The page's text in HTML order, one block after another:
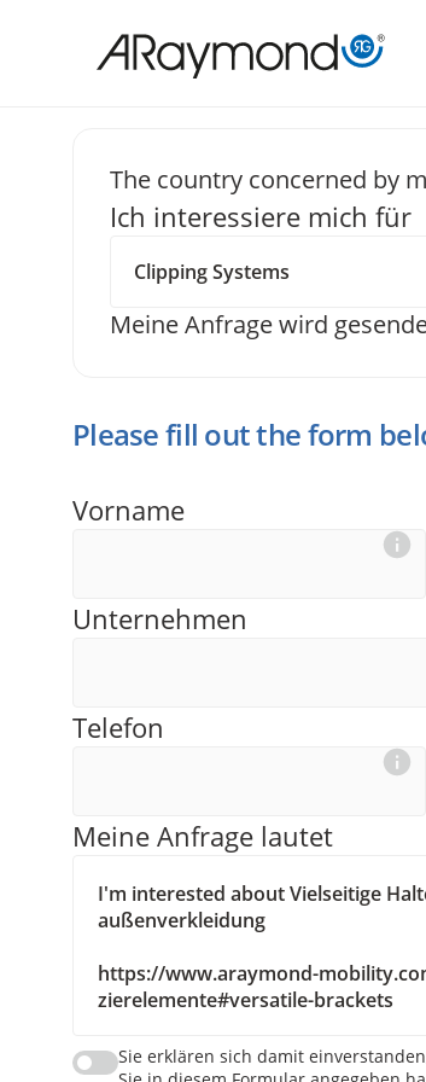
The country concerned by
Ich interessiere mich für
Meine Anfrage wird
Please fill out the form
Vorname
Unternehmen
Telefon
Meine Anfrage lautet
Sie erklären sich damit